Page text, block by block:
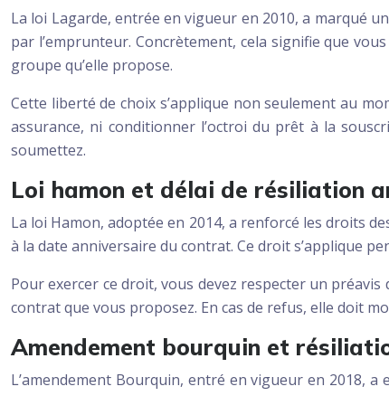
La loi Lagarde, entrée en vigueur en 2010, a marqué
par l’emprunteur. Concrètement, cela signifie que
groupe qu’elle propose.
Cette liberté de choix s’applique non seulement au
assurance, ni conditionner l’octroi du prêt à la
soumettez.
Loi hamon et délai de résiliation
La loi Hamon, adoptée en 2014, a renforcé les droits
à la date anniversaire du contrat. Ce droit s’applique
Pour exercer ce droit, vous devez respecter un
contrat que vous proposez. En cas de refus, elle doit
Amendement bourquin et
L’amendement Bourquin, entré en vigueur en 2018,